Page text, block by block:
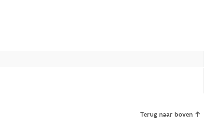
Terug naar boven